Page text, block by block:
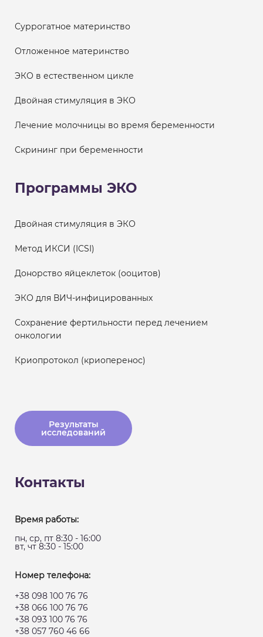
Суррогатное материнство
Отложенное материнство
ЭКО в естественном цикле
Двойная стимуляция в ЭКО
Лечение молочницы во время беременности
Скрининг при беременности
Программы ЭКО
Двойная стимуляция в ЭКО
Метод ИКСИ (ICSI)
Донорство яйцеклеток (ооцитов)
ЭКО для ВИЧ-инфицированных
Сохранение фертильности перед лечением
онкологии
Криопротокол (криоперенос)
Результаты
исследований
Контакты
Время работы:
пн, ср, пт 8:30 - 16:00
вт, чт 8:30 - 15:00
Номер телефона:
+38 098 100 76 76
+38 066 100 76 76
+38 093 100 76 76
+38 057 760 46 66